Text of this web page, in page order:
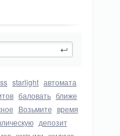
starlight автомата
баловать ближе
Возьмите время
депозит